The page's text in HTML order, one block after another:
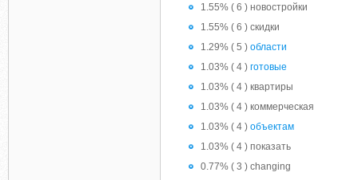
1.55% ( 6 ) новостройки
1.55% ( 6 ) скидки
1.29% ( 5 ) области
1.03% ( 4 ) готовые
1.03% ( 4 ) квартиры
1.03% ( 4 ) коммерческая
1.03% ( 4 ) объектам
1.03% ( 4 ) показать
0.77% ( 3 ) changing